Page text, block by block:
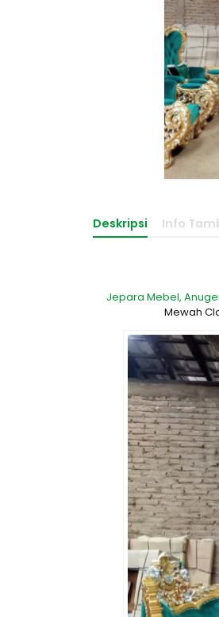
Deskripsi Info
Jepara Mebel,
Mewah